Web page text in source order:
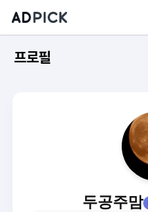
프로필
두공주맘